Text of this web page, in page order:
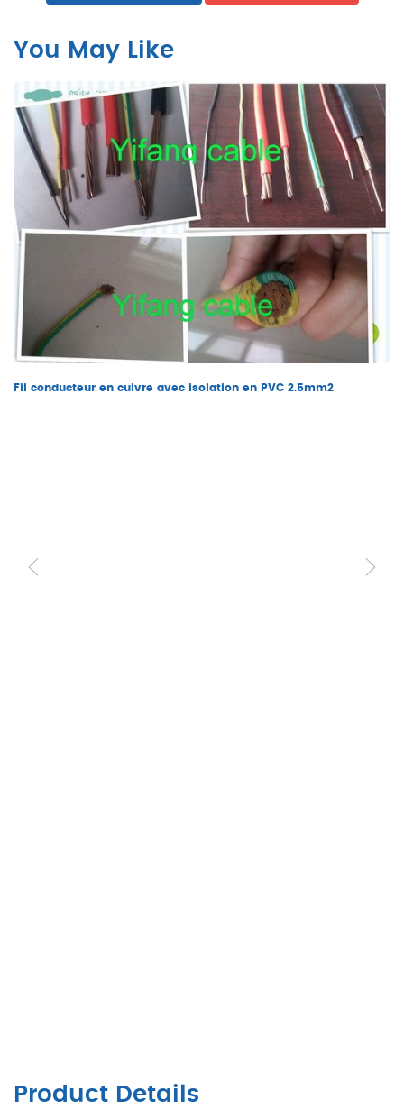
You May Like
Fil conducteur en cuivre avec isolation en PVC 2.5mm2
Product Details